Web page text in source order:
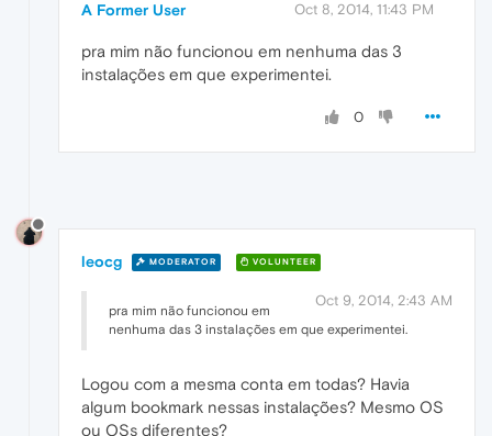
A Former User Oct 8, 2014, 11:43 PM
pra mim não funcionou em nenhuma das 3
instalações em que experimentei.
0
leocg MODERATOR VOLUNTEER
Oct 9, 2014, 2:43 AM
pra mim não funcionou em
nenhuma das 3 instalações em que experimentei.
Logou com a mesma conta em todas? Havia
algum bookmark nessas instalações? Mesmo OS
ou OSs diferentes?